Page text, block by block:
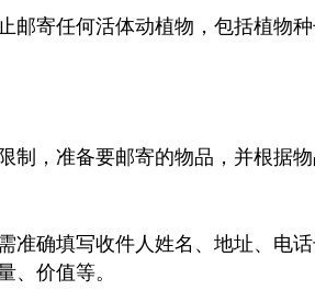
邮寄任何活体动植物，包括植物
制，准备要邮寄的物品，并根据
准确填写收件人姓名、地址、电
、价值等。